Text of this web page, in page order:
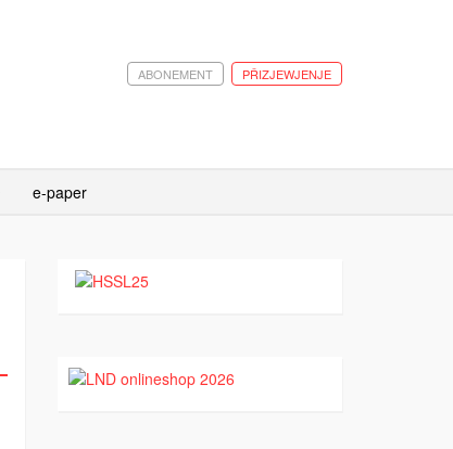
PŘIZJEWJENJE
ABONEMENT
e-paper